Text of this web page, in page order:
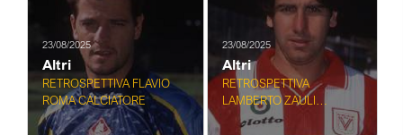
23/08/2025
Altri
RETROSPETTIVA FLAVIO
ROMA CALCIATORE
23/08/2025
Altri
RETROSPETTIVA
LAMBERTO ZAULI
CALCIATORE